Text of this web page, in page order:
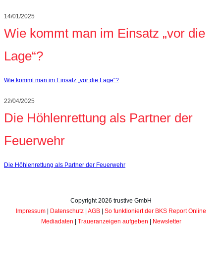
14/01/2025
Wie kommt man im Einsatz „vor die
Lage“?
Wie kommt man im Einsatz „vor die Lage“?
22/04/2025
Die Höhlenrettung als Partner der
Feuerwehr
Die Höhlenrettung als Partner der Feuerwehr
Copyright2026 trustive GmbH
Impressum | Datenschutz | AGB | So funktioniert der BKS Report Online
Mediadaten | Traueranzeigen aufgeben | Newsletter